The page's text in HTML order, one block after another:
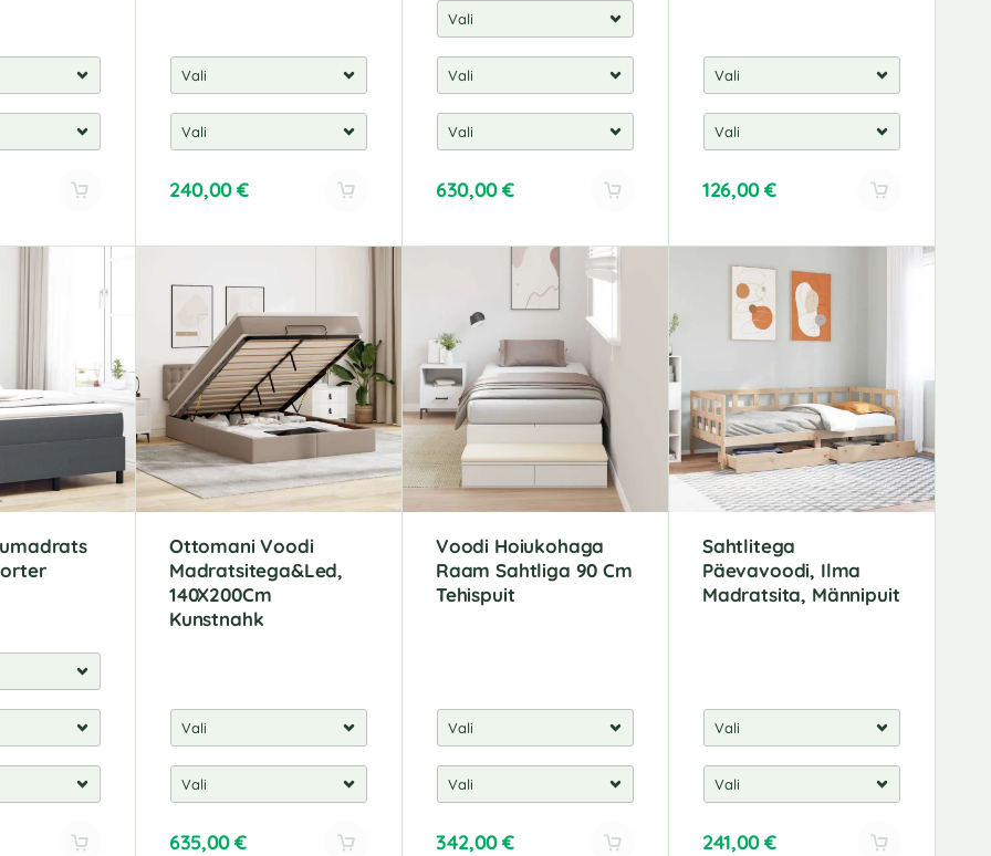
240,00€ 630,00€ 126,00€
Ottomani Voodi
Madratsitega&Led,
140X200Cm
Kunstnahk
635,00€
Voodi Hoiukohaga
Raam Sahtliga 90 Cm
Tehispuit
342,00€
Sahtlitega
Päevavoodi, Ilma
Madratsita, Männipuit
241,00€